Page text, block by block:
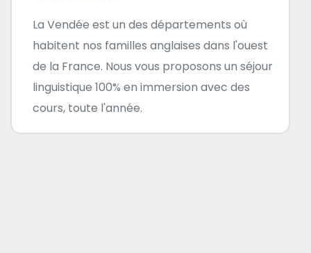
La Vendée est un des départements où
habitent nos familles anglaises dans l'ouest
de la France. Nous vous proposons un séjour
linguistique 100% en immersion avec des
cours, toute l'année.